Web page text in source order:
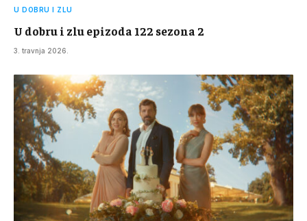
U DOBRU I ZLU
U dobru i zlu epizoda 122 sezona 2
3. travnja 2026.